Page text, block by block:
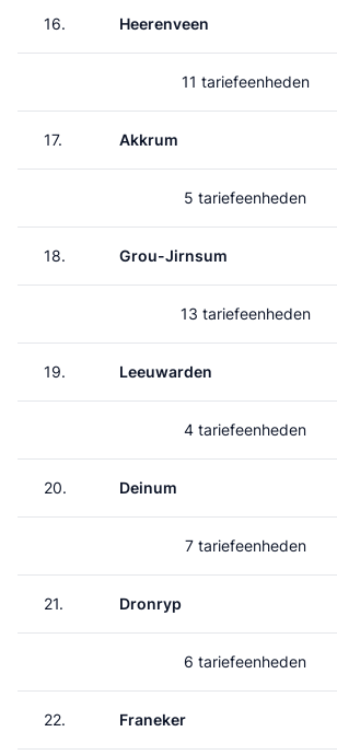
16. Heerenveen
11 tariefeenheden
17. Akkrum
5 tariefeenheden
18. Grou-Jirnsum
13 tariefeenheden
19. Leeuwarden
4 tariefeenheden
20. Deinum
7 tariefeenheden
21. Dronryp
6 tariefeenheden
22. Franeker